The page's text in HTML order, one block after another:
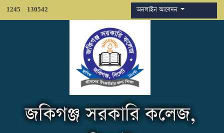
1245 130542 অনলাইন আবেদন
জকিগঞ্জ সরকারি কলেজ,